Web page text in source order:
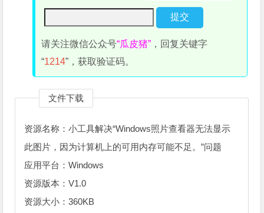
请关注微信公众号“瓜皮猪” ，回复关键字
“1214”，获取验证码。
文件下载
资源名称：小工具解决“Windows照片查看器无法显示
此图片，因为计算机上的可用内存可能不足。”问题
应用平台：Windows
资源版本：V1.0
资源大小：360KB